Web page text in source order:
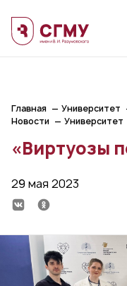
Главная Университет
Новости
Университет
«Виртуозы
29 мая 2023